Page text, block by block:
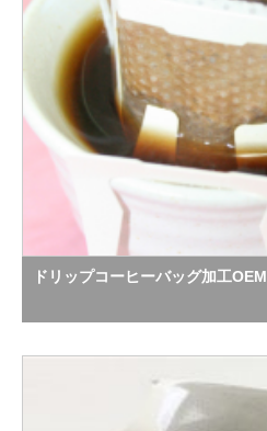
ドリップコーヒーバッグ加工OEM